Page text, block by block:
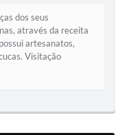
dos seus
através da receita
artesanatos,
Visitação